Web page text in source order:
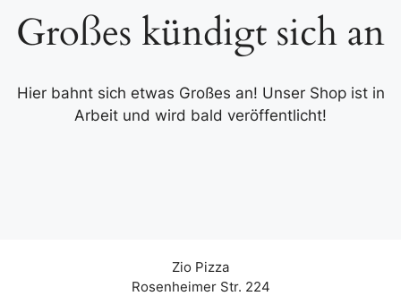
Großes kündigt sich an
Hier bahnt sich etwas Großes an! Unser Shop ist in
Arbeit und wird bald veröffentlicht!
Zio Pizza
Rosenheimer Str. 224